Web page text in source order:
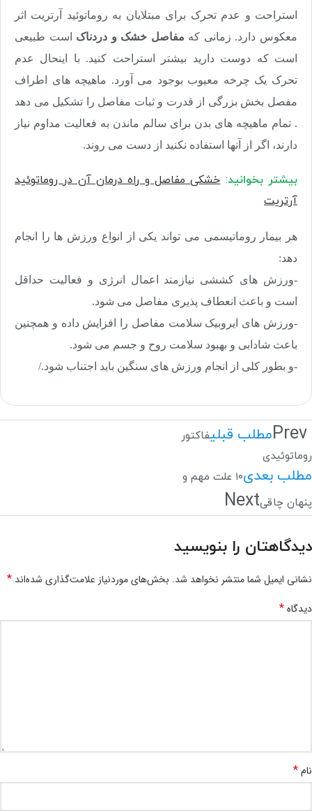
استراحت و عدم تحرک برای مبتلایان به روماتوئید آرتریت اثر
معکوس دارد. زمانی که مفاصل خشک و دردناک است طبیعی
است که دوست دارید بیشتر استراحت کنید. با اینحال عدم
تحرک یک چرخه معیوب بوجود می آورد. ماهیچه های اطراف
مفصل بخش بزرگی از قدرت و ثبات مفاصل را تشکیل می دهد
. تمام ماهیچه های بدن برای سالم ماندن به فعالیت مداوم نیاز
دارند، اگر از آنها استفاده نکنید از دست می روند.
بیشتر بخوانید: خشکی مفاصل و راه درمان آن در روماتوئید
آرتریت
هر بیمار روماتیسمی می تواند یکی از انواع ورزش ها را انجام
دهد:
-ورزش های کششی نیازمند اعمال انرژی و فعالیت حداقل
است و باعث انعطاف پذیری مفاصل می شود.
-ورزش های ایروبیک سلامت مفاصل را افزایش داده و همچنین
باعث شادابی و بهبود سلامت روح و جسم می شود.
-و بطور کلی از انجام ورزش های سنگین باید اجتناب شود./
Prevمطلب قبلیفاکتور
روماتوئیدی
مطلب بعدی
۱۰ علت مهم و
پنهان چاقیNext
دیدگاهتان را بنویسید
نشانی ایمیل شما منتشر نخواهد شد. بخش‌های موردنیاز علامت‌گذاری شده‌اند *
دیدگاه*
نام*